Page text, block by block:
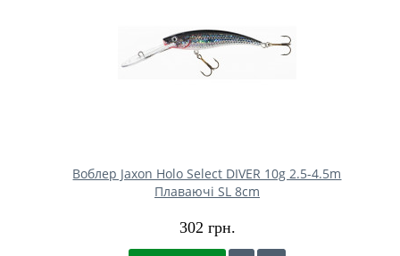
Воблер Jaxon Holo Select DIVER 10g 2.5-4.5m
Плаваючі SL 8cm
302 грн.